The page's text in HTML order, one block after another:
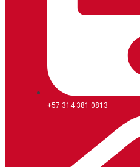
+57 314 381 0813